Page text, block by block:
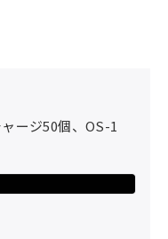
ージ50個、OS-1